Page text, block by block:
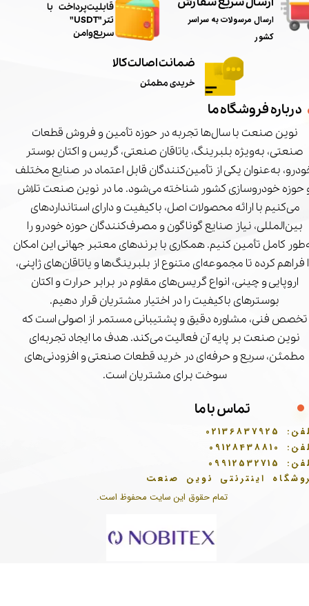
تمام حقوق این سایت محفوظ است.
ارسال مرسولات به سراسر
کشور
ضمانت اصالت کالا
خریدی مطمئن
درباره فروشگاه ما
نوین صنعت با سال‌ها تجربه در حوزه تأمین و فروش قطعات
صنعتی، به‌ویژه بلبرینگ، یاتاقان صنعتی، گریس و اکتان بوستر
به‌عنوان یکی از تأمین‌کنندگان قابل اعتماد در صنایع مختلف
حوزه خودروسازی کشور شناخته می‌شود. ما در نوین صنعت تلاش
می‌کنیم با ارائه محصولات اصل، باکیفیت و دارای استانداردهای
بین‌المللی، نیاز صنایع گوناگون و مصرف‌کنندگان حوزه خودرو را
کامل تأمین کنیم. همکاری با برندهای معتبر جهانی این امکان
فراهم کرده تا مجموعه‌ای متنوع از بلبرینگ‌ها و یاتاقان‌های ژاپنی،
اروپایی و چینی، انواع گریس‌های مقاوم در برابر حرارت و اکتان
بوسترهای باکیفیت را در اختیار مشتریان قرار دهیم.
تخصص فنی، مشاوره دقیق و پشتیبانی مستمر از اصولی است که
نوین صنعت بر پایه آن فعالیت می‌کند. هدف ما ایجاد تجربه‌ای
مطمئن، سریع و حرفه‌ای در خرید قطعات صنعتی و افزودنی‌های
سوخت برای مشتریان است.
تماس با ما
02136837925
09128438810
09912532715
اینترنتی نوین صنعت
​قابلیت پرداخت با
تتر"USDT"
سریع و امن